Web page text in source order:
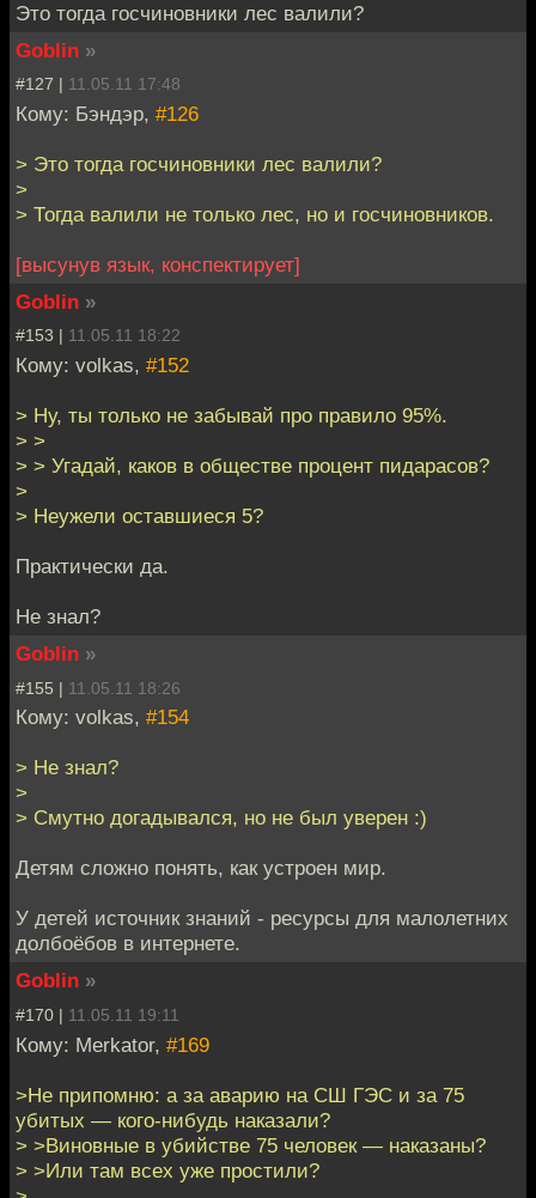
Это тогда госчиновники лес валили?
Goblin »
#127 | 11.05.11 17:48
Кому: Бэндэр, #126
> Это тогда госчиновники лес валили?
>
> Тогда валили не только лес, но и госчиновников.
[высунув язык, конспектирует]
Goblin »
#153 | 11.05.11 18:22
Кому: volkas, #152
> Ну, ты только не забывай про правило 95%.
> >
> > Угадай, каков в обществе процент пидарасов?
>
> Неужели оставшиеся 5?
Практически да.
Не знал?
Goblin »
#155 | 11.05.11 18:26
Кому: volkas, #154
> Не знал?
>
> Смутно догадывался, но не был уверен :)
Детям сложно понять, как устроен мир.
У детей источник знаний - ресурсы для малолетних
долбоёбов в интернете.
Goblin »
#170 | 11.05.11 19:11
Кому: Merkator, #169
>Не припомню: а за аварию на СШ ГЭС и за 75
убитых — кого-нибудь наказали?
> >Виновные в убийстве 75 человек — наказаны?
> >Или там всех уже простили?